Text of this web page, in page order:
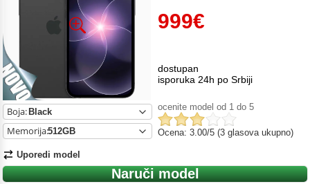
Boja:
Memorija:
Uporedi model
999€
dostupan
isporuka 24h po Srbiji
ocenite model od 1 do 5
Ocena: 3.00/5 (3 glasova ukupno)
Naruči model